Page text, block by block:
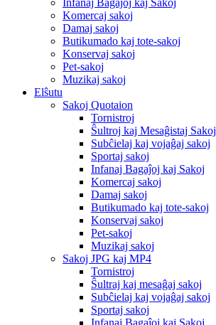
Infanaj Bagaĵoj kaj Sakoj
Komercaj sakoj
Damaj sakoj
Butikumado kaj tote-sakoj
Konservaj sakoj
Pet-sakoj
Muzikaj sakoj
Elŝutu
Sakoj Quotaion
Tornistroj
Ŝultroj kaj Mesaĝistaj Sakoj
Subĉielaj kaj vojaĝaj sakoj
Sportaj sakoj
Infanaj Bagaĵoj kaj Sakoj
Komercaj sakoj
Damaj sakoj
Butikumado kaj tote-sakoj
Konservaj sakoj
Pet-sakoj
Muzikaj sakoj
Sakoj JPG kaj MP4
Tornistroj
Ŝultraj kaj mesaĝaj sakoj
Subĉielaj kaj vojaĝaj sakoj
Sportaj sakoj
Infanaj Bagaĵoj kaj Sakoj